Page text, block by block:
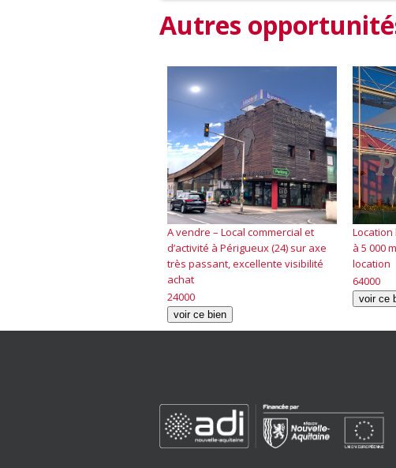
Autres
A vendre – Local commercial et
d’activité à Périgueux (24) sur axe
très passant, excellente visibilité
achat
24000
voir ce bien
Location
à 5 000
location
64000
voir ce